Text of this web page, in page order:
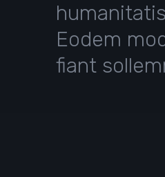
Eodem
fiant